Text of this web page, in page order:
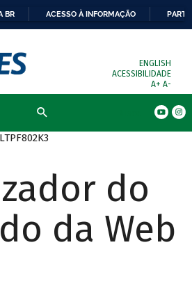
BR ACESSO À INFORMAÇÃO
ENGLISH
ACESSIBILIDADE
A+ A-
do
da Web